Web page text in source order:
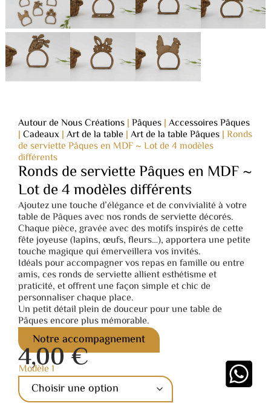
Autour de Nous Créations |Pâques |Accessoires Pâques
|Cadeaux |Art de la table |Art de la table Pâques |Ronds
de serviette Pâques en MDF ~ Lot de 4 modèles
différents
Ronds de serviette Pâques en MDF ~
Lot de 4 modèles différents
Ajoutez une touche d’élégance et de convivialité à votre
table de Pâques avec nos ronds de serviette décorés.
Chaque pièce, gravée avec des motifs inspirés de cette
fête joyeuse (lapins, œufs, fleurs…), apportera une petite
touche magique qui émerveillera vos invités.
Idéals pour accompagner vos repas en famille ou entre
amis, ces ronds de serviette allient esthétisme et
praticité, et offrent une façon simple et chic de
personnaliser chaque place.
Un petit détail plein de douceur pour une table de
Pâques encore plus mémorable.
Notre accompagnement
4,00€
Modèle 1